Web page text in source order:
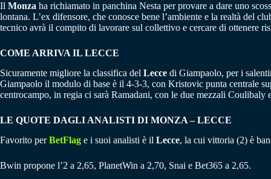
Il Monza ha richiamato in panchina Nesta per provare a dare uno
lontana. L’ex difensore, che conosce bene l’ambiente e la realtà del
tecnico avrà il compito di lavorare sul collettivo e cercare di ottenere
COME ARRIVA IL LECCE
Sicuramente migliore la classifica del Lecce di Giampaolo, per i
Giampaolo il modulo di base è il 4-3-3, con Kristovic punta centrale
centrocampo, in regia ci sarà Ramadani, con le due mezzali Coulibaly
LE QUOTE DAGLI ANALISTI DI MONZA – LECCE
Favorito perBetFlag e i suoi analisti è il Lecce, la cui vittoria (2) è
Bwin propone l’2 a 2,65, PlanetWin a 2,70, Snai e Bet365 a 2,65.